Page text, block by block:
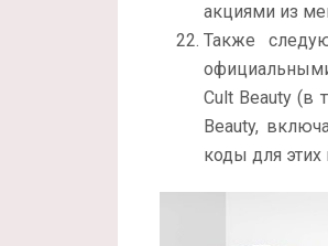
акциями из
Также
Cult Beauty (в
Beauty,
коды для этих